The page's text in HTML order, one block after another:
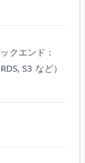
クエンド：
S3 など）